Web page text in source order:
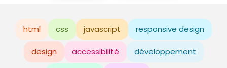
html css javascript responsive design
design accessibilité développement